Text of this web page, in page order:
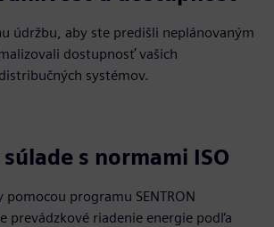
údržbu, aby ste predišli neplánovaným
dostupnosť vašich
systémov.
s normami ISO
programu SENTRON
prevádzkové riadenie energie podľa